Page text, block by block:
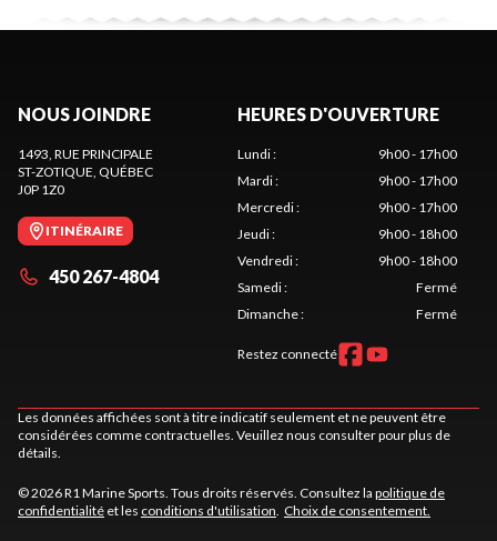
NOUS JOINDRE
1493, RUE PRINCIPALE
ST-ZOTIQUE, QUÉBEC
J0P 1Z0
ITINÉRAIRE
450 267-4804
HEURES D'OUVERTURE
Lundi:
9h00 - 17h00
Mardi:
9h00 - 17h00
Mercredi:
9h00 - 17h00
Jeudi:
9h00 - 18h00
Vendredi:
9h00 - 18h00
Samedi:
Fermé
Dimanche: Fermé
Restez connecté
Les données affichées sont à titre indicatif seulement et ne peuvent être
considérées comme contractuelles. Veuillez nous consulter pour plus de
détails.
© 2026 R1 Marine Sports. Tous droits réservés. Consultez la politique de
confidentialité et les conditions d'utilisation. Choix de consentement.